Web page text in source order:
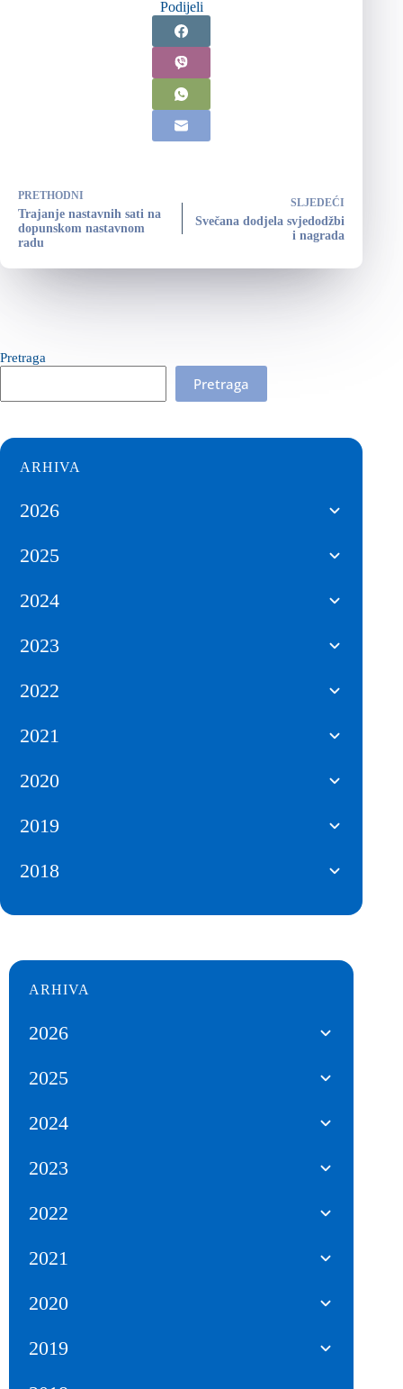
Podijeli
PRETHODNI
Trajanje nastavnih sati na
dopunskom nastavnom
radu
SLJEDEĆI
Svečana dodjela svjedodžbi
i nagrada
Pretraga
Pretraga
ARHIVA
2026
2025
2024
2023
2022
2021
2020
2019
2018
ARHIVA
2026
2025
2024
2023
2022
2021
2020
2019